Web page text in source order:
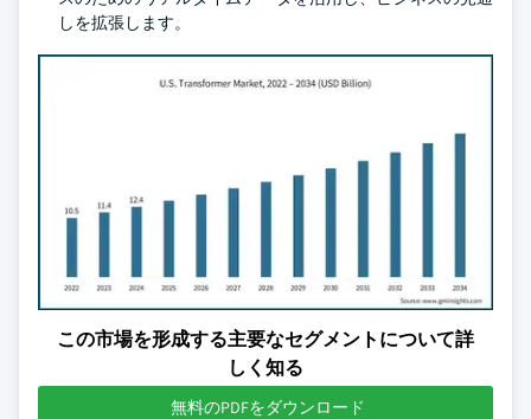
しを拡張します。
この市場を形成する主要なセグメントについて詳
しく知る
無料のPDFをダウンロード